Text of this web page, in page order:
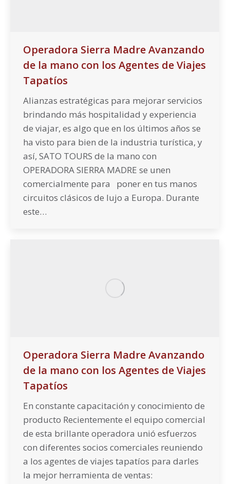
Operadora Sierra Madre Avanzando
de la mano con los Agentes de Viajes
Tapatíos
Alianzas estratégicas para mejorar servicios
brindando más hospitalidad y experiencia
de viajar, es algo que en los últimos años se
ha visto para bien de la industria turística, y
así, SATO TOURS de la mano con
OPERADORA SIERRA MADRE se unen
comercialmente para poner en tus manos
circuitos clásicos de lujo a Europa. Durante
este…
Operadora Sierra Madre Avanzando
de la mano con los Agentes de Viajes
Tapatíos
En constante capacitación y conocimiento de
producto Recientemente el equipo comercial
de esta brillante operadora unió esfuerzos
con diferentes socios comerciales reuniendo
a los agentes de viajes tapatíos para darles
la mejor herramienta de ventas: